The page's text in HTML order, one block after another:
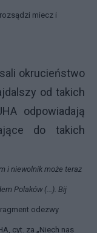
miecz i
okrucieństwo
od takich
odpowiadają
do takich
i niewolnik może teraz
Polaków (...). Bij
odezwy
cyt. za „Niech nas